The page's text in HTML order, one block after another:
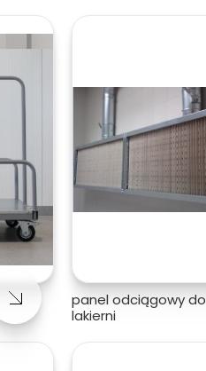
panel odciągowy do
lakierni